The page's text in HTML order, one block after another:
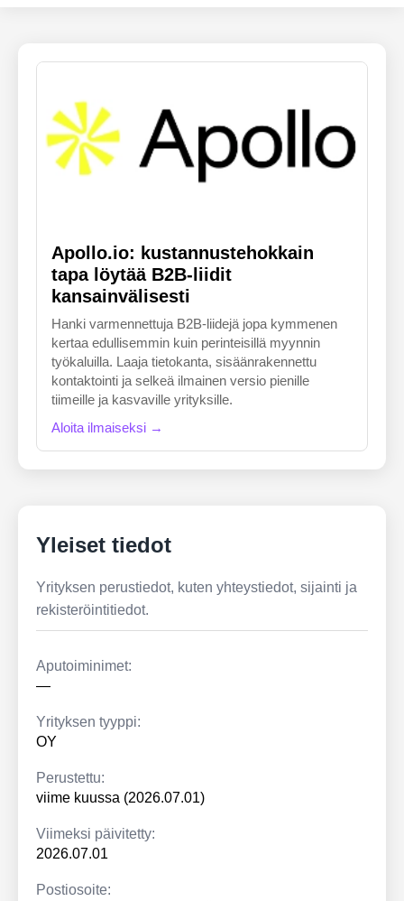
Apollo.io: kustannustehokkain
tapa löytää B2B-liidit
kansainvälisesti
Hanki varmennettuja B2B-liidejä jopa kymmenen
kertaa edullisemmin kuin perinteisillä myynnin
työkaluilla. Laaja tietokanta, sisäänrakennettu
kontaktointi ja selkeä ilmainen versio pienille
tiimeille ja kasvaville yrityksille.
Aloita ilmaiseksi →
Yleiset tiedot
Yrityksen perustiedot, kuten yhteystiedot, sijainti ja
rekisteröintitiedot.
Aputoiminimet:
—
Yrityksen tyyppi:
OY
Perustettu:
viime kuussa (2026.07.01)
Viimeksi päivitetty:
2026.07.01
Postiosoite: